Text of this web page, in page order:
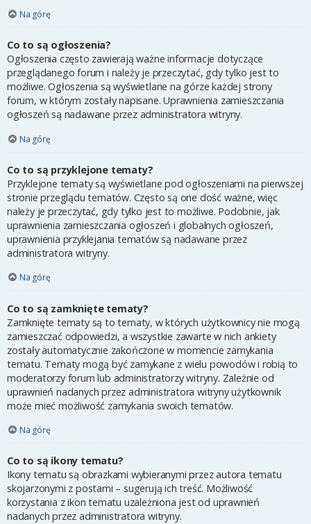
Na górę
Co to są ogłoszenia?
Ogłoszenia często zawierają ważne informacje dotyczące
przeglądanego forum i należy je przeczytać, gdy tylko jest to
możliwe. Ogłoszenia są wyświetlane na górze każdej strony
forum, w którym zostały napisane. Uprawnienia zamieszczania
ogłoszeń są nadawane przez administratora witryny.
Na górę
Co to są przyklejone tematy?
Przyklejone tematy są wyświetlane pod ogłoszeniami na pierwszej
stronie przeglądu tematów. Często są one dość ważne, więc
należy je przeczytać, gdy tylko jest to możliwe. Podobnie, jak
uprawnienia zamieszczania ogłoszeń i globalnych ogłoszeń,
uprawnienia przyklejania tematów są nadawane przez
administratora witryny.
Na górę
Co to są zamknięte tematy?
Zamknięte tematy są to tematy, w których użytkownicy nie mogą
zamieszczać odpowiedzi, a wszystkie zawarte w nich ankiety
zostały automatycznie zakończone w momencie zamykania
tematu. Tematy mogą być zamykane z wielu powodów i robią to
moderatorzy forum lub administratorzy witryny. Zależnie od
uprawnień nadanych przez administratora witryny użytkownik
może mieć możliwość zamykania swoich tematów.
Na górę
Co to są ikony tematu?
Ikony tematu są obrazkami wybieranymi przez autora tematu
skojarzonymi z postami – sugerują ich treść. Możliwość
korzystania z ikon tematu uzależniona jest od uprawnień
nadanych przez administratora witryny.